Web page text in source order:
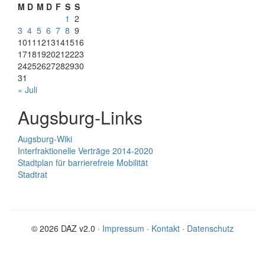
M D M D F S S
1 2
3 4 5 6 7 8 9
1011 1213141516
17181920212223
24252627282930
31
« Juli
Augsburg-Links
Augsburg-Wiki
Interfraktionelle Verträge 2014-2020
Stadtplan für barrierefreie Mobilität
Stadtrat
© 2026 DAZ v2.0 · Impressum · Kontakt · Datenschutz